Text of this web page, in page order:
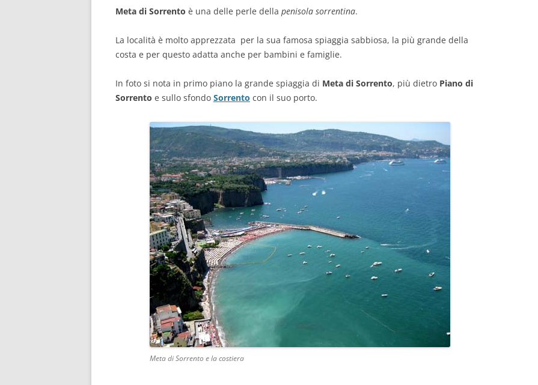
Meta di Sorrento è una delle perle della penisola sorrentina.
La località è molto apprezzata per la sua famosa spiaggia sabbiosa, la più grande della
costa e per questo adatta anche per bambini e famiglie.
In foto si nota in primo piano la grande spiaggia di Meta di Sorrento, più dietro Piano di
Sorrento e sullo sfondo Sorrento con il suo porto.
Meta di Sorrento e la costiera